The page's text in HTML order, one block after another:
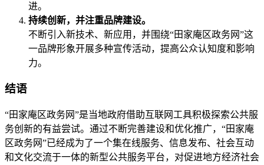
进。
持续创新，并注重品牌建设。
不断引入新技术、新应用，并围绕“田家庵区政务网”这
一品牌形象开展多种宣传活动，提高公众认知度和影响
力。
结语
“田家庵区政务网”是当地政府借助互联网工具积极探索公共服
务创新的有益尝试。通过不断完善建设和优化推广，“田家庵
区政务网”已经成为了一个集在线服务、信息发布、社会互动
和文化交流于一体的新型公共服务平台，对促进地方经济社会